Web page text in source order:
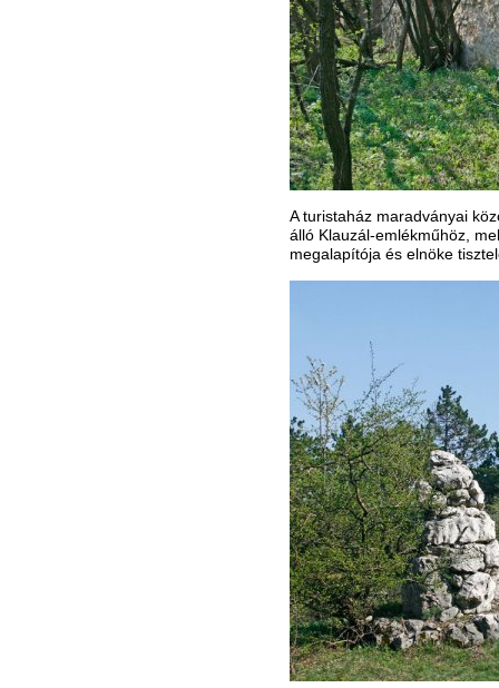
A turistaház maradványai
álló Klauzál-emlékműhöz,
megalapítója és elnöke